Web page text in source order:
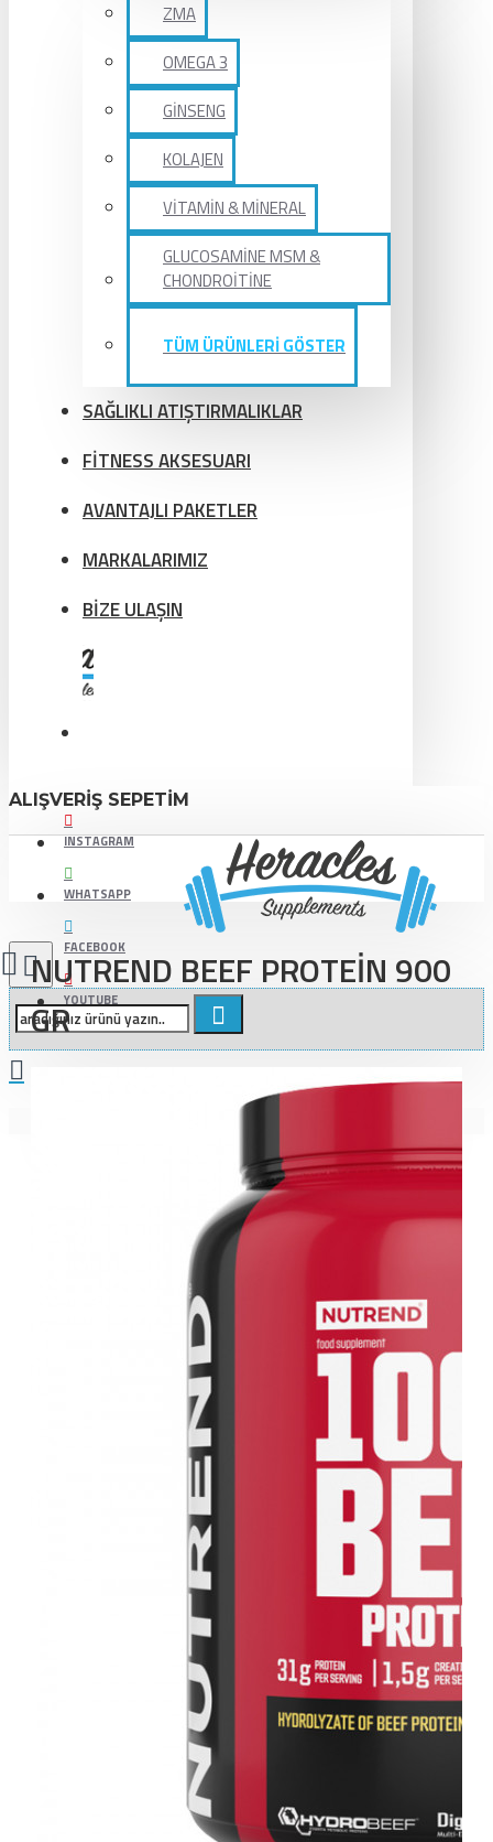
ZMA
OMEGA 3
GİNSENG
KOLAJEN
VİTAMİN & MİNERAL
GLUCOSAMİNE MSM &
CHONDROİTİNE
TÜM ÜRÜNLERİ GÖSTER
SAĞLIKLI ATIŞTIRMALIKLAR
FİTNESS AKSESUARI
AVANTAJLI PAKETLER
MARKALARIMIZ
BİZE ULAŞIN
ALIŞVERIŞ SEPETIM
INSTAGRAM
WHATSAPP
FACEBOOK
YOUTUBE
NUTREND BEEF PROTEİN 900
GR